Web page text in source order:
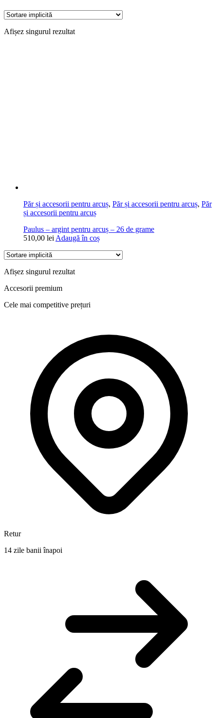
Afișez singurul rezultat
Păr și accesorii pentru arcuș, Păr și accesorii pentru arcuș, Păr
și accesorii pentru arcuș
Paulus – argint pentru arcuș – 26 de grame
510,00 lei Adaugă în coș
Afișez singurul rezultat
Accesorii premium
Cele mai competitive prețuri
Retur
14 zile banii înapoi